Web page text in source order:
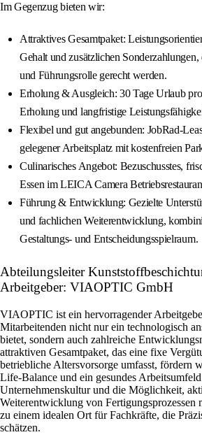
Im Gegenzug bieten wir:
Attraktives Gesamtpaket:
Gehalt und zusätzlichen
und Führungsrolle gerecht werden.
Erholung & Ausgleich: 30 Tage Urlaub
Erholung und langfristige
Flexibel und gut angebunden: JobRad-
gelegener Arbeitsplatz mit kostenfreien
Culinarisches Angebot: Bezuschusstes,
Essen im LEICA Camera
Führung & Entwicklung: Gezielte
und fachlichen Weiterentwicklung,
Gestaltungs- und Entscheidungsspielraum.
Abteilungsleiter
Arbeitgeber: VIAOPTIC GmbH
VIAOPTIC ist ein hervorragender
Mitarbeitenden nicht nur ein technologisch
bietet, sondern auch zahlreiche
attraktiven Gesamtpaket, das eine fixe
betriebliche Altersvorsorge umfasst, fördern
Life-Balance und ein gesundes
Unternehmenskultur und die Möglichkeit,
Weiterentwicklung von Fertigungsprozessen
zu einem idealen Ort für Fachkräfte, die
schätzen.